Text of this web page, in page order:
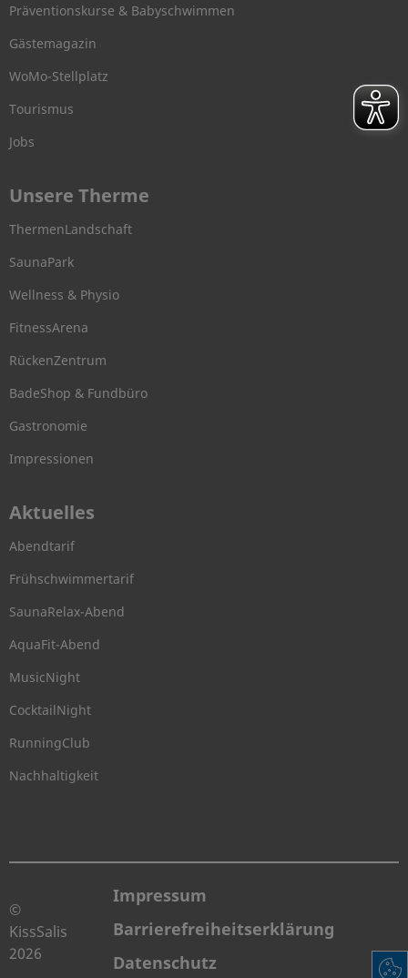
Präventionskurse & Babyschwimmen
Gästemagazin
WoMo-Stellplatz
Tourismus
Jobs
Unsere Therme
ThermenLandschaft
SaunaPark
Wellness & Physio
FitnessArena
RückenZentrum
BadeShop & Fundbüro
Gastronomie
Impressionen
Aktuelles
Abendtarif
Frühschwimmertarif
SaunaRelax-Abend
AquaFit-Abend
MusicNight
CocktailNight
RunningClub
Nachhaltigkeit
©
KissSalis
2026
Impressum
Barrierefreiheitserklärung
Datenschutz